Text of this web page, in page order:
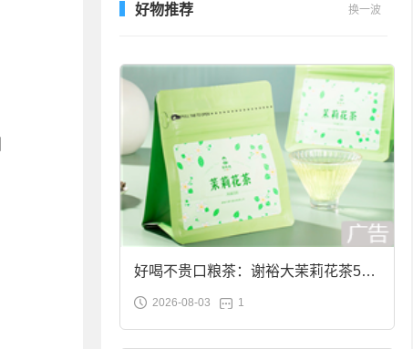
好物推荐 换一波
好喝不贵口粮茶：谢裕大茉莉花茶50g
袋装9.9元到手
2026-08-03 1